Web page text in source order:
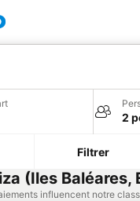
2
Filtrer
(Iles Baléares,
influencent notre